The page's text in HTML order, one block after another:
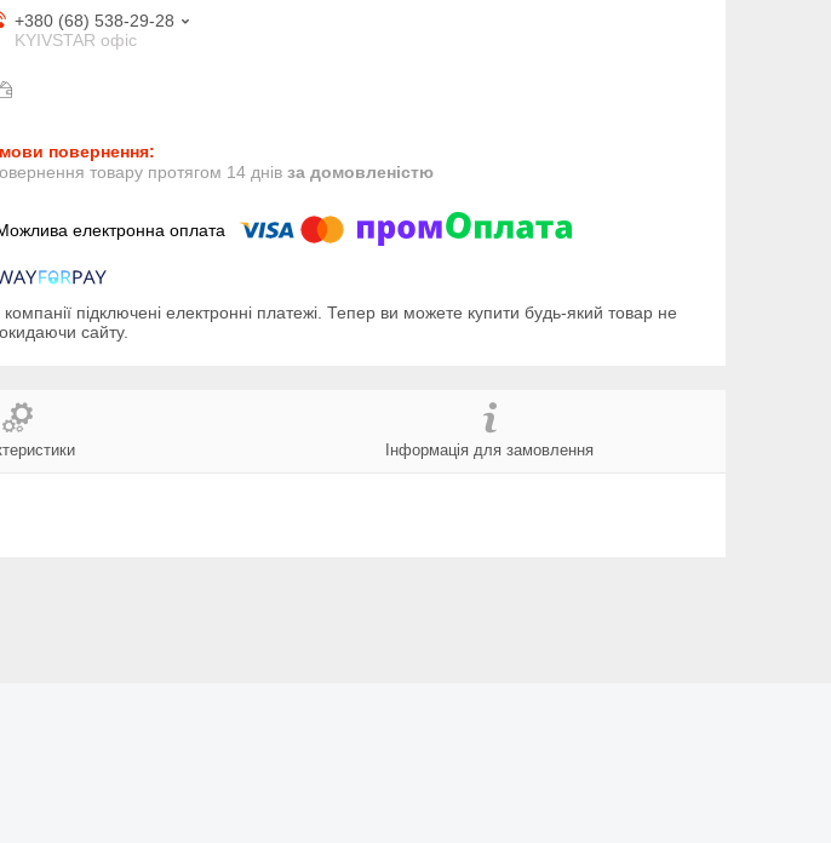
+380 (68) 538-29-28
KYIVSTAR офіс
товару протягом 14 днів за домовленістю
підключені електронні платежі. Тепер ви можете купити будь-який товар не
сайту.
Інформація для замовлення